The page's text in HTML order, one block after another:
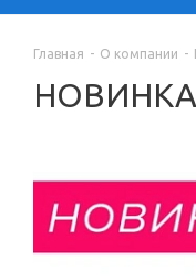
Главная - О компании -